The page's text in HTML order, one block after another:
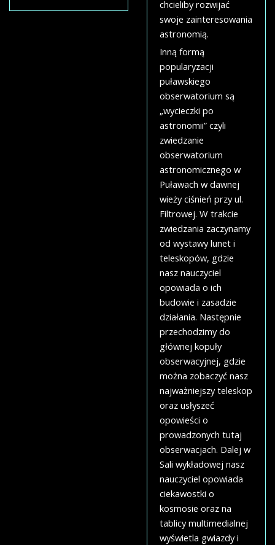
chcieliby rozwijać
swoje zainteresowania
astronomią.
Inną formą
popularyzacji
puławskiego
obserwatorium są
„wycieczki po
astronomii” czyli
zwiedzanie
obserwatorium
astronomicznego w
Puławach w dawnej
wieży ciśnień przy ul.
Filtrowej. W trakcie
zwiedzania zaczynamy
od wystawy lunet i
teleskopów, gdzie
nasz nauczyciel
opowiada o ich
budowie i zasadzie
działania. Następnie
przechodzimy do
głównej kopuły
obserwacyjnej, gdzie
można zobaczyć nasz
najważniejszy teleskop
oraz usłyszeć
opowieści o
prowadzonych tutaj
obserwacjach. Dalej w
Sali wykładowej nasz
nauczyciel opowiada
ciekawostki o
kosmosie oraz na
tablicy multimedialnej
wyświetla gwiazdy i